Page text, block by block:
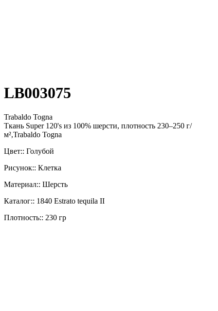
LB003075
Trabaldo Togna
Ткань Super 120's из 100% шерсти, плотность 230–250 г/
м²,Trabaldo Togna
Цвет:: Голубой
Рисунок:: Клетка
Материал:: Шерсть
Каталог:: 1840 Estrato tequila II
Плотность:: 230 гр